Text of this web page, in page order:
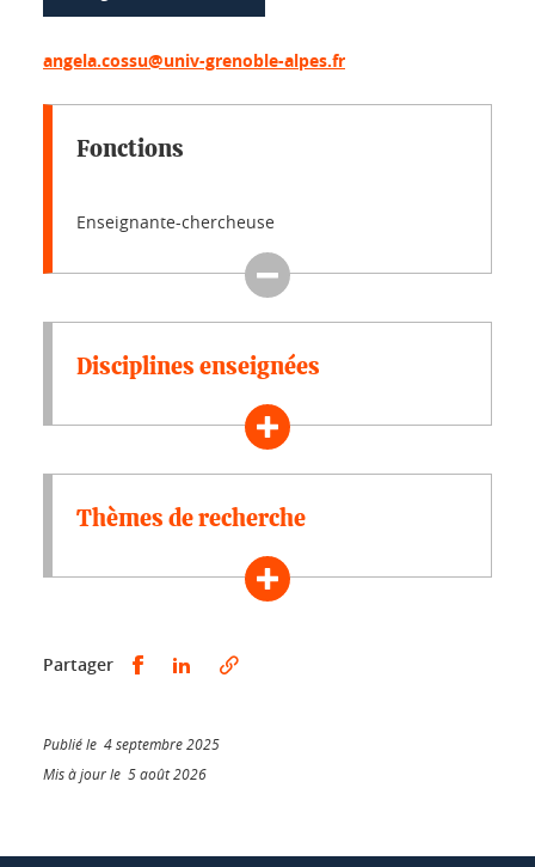
angela.cossu@univ-grenoble-alpes.fr
Fonctions
Enseignante-chercheuse
Disciplines enseignées
Thèmes de recherche
Partager Partager sur Facebook
Partager sur LinkedIn
Publié le 4 septembre 2025
Mis à jour le 5 août 2026